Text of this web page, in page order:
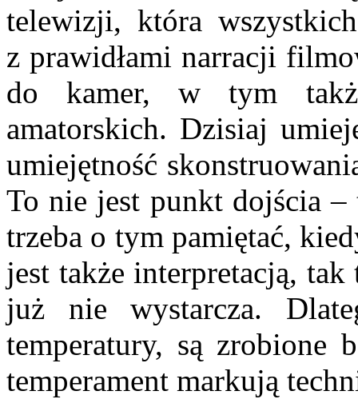
telewizji, która
z prawidłami narracji
do kamer, w tym
amatorskich. Dzisiaj
umiejętność
To nie jest punkt dojścia
trzeba o tym pamiętać,
jest także interpretacją,
już nie wystarcza.
temperatury, są zrobione
temperament markują